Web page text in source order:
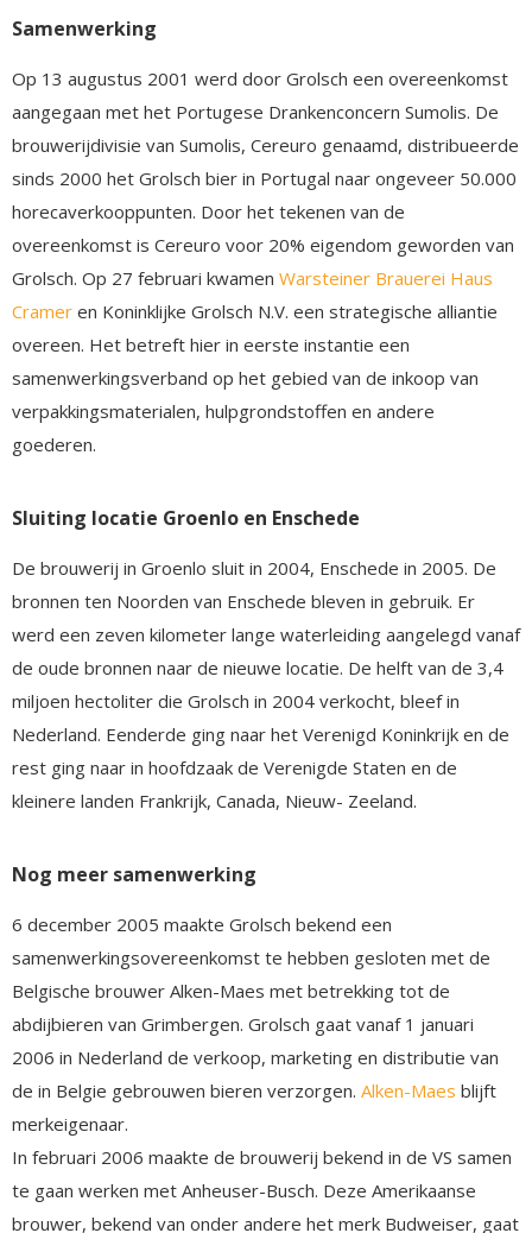
Samenwerking
Op 13 augustus 2001 werd door Grolsch een overeenkomst
aangegaan met het Portugese Drankenconcern Sumolis. De
brouwerijdivisie van Sumolis, Cereuro genaamd, distribueerde
sinds 2000 het Grolsch bier in Portugal naar ongeveer 50.000
horecaverkooppunten. Door het tekenen van de
overeenkomst is Cereuro voor 20% eigendom geworden van
Grolsch. Op 27 februari kwamen Warsteiner Brauerei Haus
Cramer en Koninklijke Grolsch N.V. een strategische alliantie
overeen. Het betreft hier in eerste instantie een
samenwerkingsverband op het gebied van de inkoop van
verpakkingsmaterialen, hulpgrondstoffen en andere
goederen.
Sluiting locatie Groenlo en Enschede
De brouwerij in Groenlo sluit in 2004, Enschede in 2005. De
bronnen ten Noorden van Enschede bleven in gebruik. Er
werd een zeven kilometer lange waterleiding aangelegd vanaf
de oude bronnen naar de nieuwe locatie. De helft van de 3,4
miljoen hectoliter die Grolsch in 2004 verkocht, bleef in
Nederland. Eenderde ging naar het Verenigd Koninkrijk en de
rest ging naar in hoofdzaak de Verenigde Staten en de
kleinere landen Frankrijk, Canada, Nieuw- Zeeland.
Nog meer samenwerking
6 december 2005 maakte Grolsch bekend een
samenwerkingsovereenkomst te hebben gesloten met de
Belgische brouwer Alken-Maes met betrekking tot de
abdijbieren van Grimbergen. Grolsch gaat vanaf 1 januari
2006 in Nederland de verkoop, marketing en distributie van
de in Belgie gebrouwen bieren verzorgen. Alken-Maes blijft
merkeigenaar.
In februari 2006 maakte de brouwerij bekend in de VS samen
te gaan werken met Anheuser-Busch. Deze Amerikaanse
brouwer, bekend van onder andere het merk Budweiser, gaat